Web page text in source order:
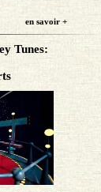
en savoir +
Tunes: